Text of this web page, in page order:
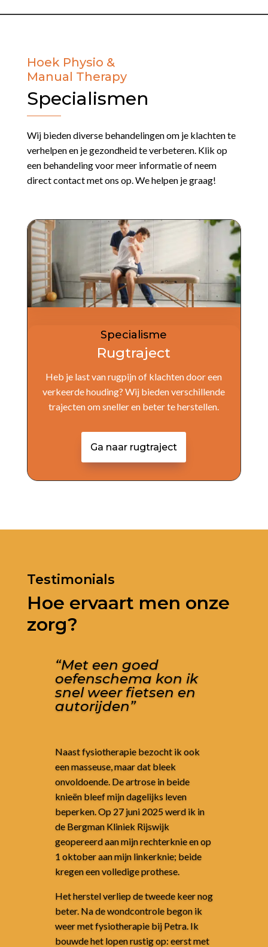
Hoek Physio &
Manual Therapy
Specialismen
Wij bieden diverse behandelingen om je klachten te
verhelpen en je gezondheid te verbeteren. Klik op
een behandeling voor meer informatie of neem
direct contact met ons op. We helpen je graag!
Specialisme
Rugtraject
Heb je last van rugpijn of klachten door een
verkeerde houding? Wij bieden verschillende
trajecten om sneller en beter te herstellen.
Ga naar rugtraject
Testimonials
Hoe ervaart men onze
zorg?
“Met een goed
oefenschema kon ik
snel weer fietsen en
autorijden”
Naast fysiotherapie bezocht ik ook
een masseuse, maar dat bleek
onvoldoende. De artrose in beide
knieën bleef mijn dagelijks leven
beperken. Op 27 juni 2025 werd ik in
de Bergman Kliniek Rijswijk
geopereerd aan mijn rechterknie en op
1 oktober aan mijn linkerknie; beide
kregen een volledige prothese.
Het herstel verliep de tweede keer nog
beter. Na de wondcontrole begon ik
weer met fysiotherapie bij Petra. Ik
bouwde het lopen rustig op: eerst met